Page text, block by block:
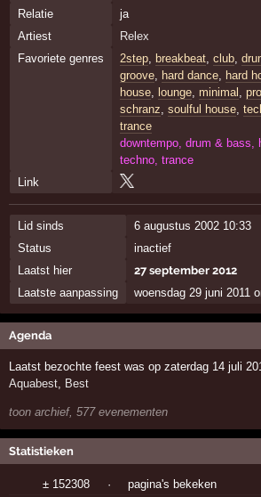
Relatie
ja
Artiest
Relex
Favoriete genres
2step, breakbeat, club,
groove, hard dance, hard
house, lounge, minimal ,
schranz, soulful house,
trance
downtempo, drum & bass,
techno, trance
Link
Lid sinds
6 augustus 2002 10:33
Status
inactief
Laatst hier
27 september 2012
Laatste aanpassing
woensdag 29 juni 2011
Agenda
Laatst bezochte feest was op zaterdag 14 juli
Aquabest
Best
toon archief, 577 evenementen
Statistieken
± 152308 ·
pagina's bekeken